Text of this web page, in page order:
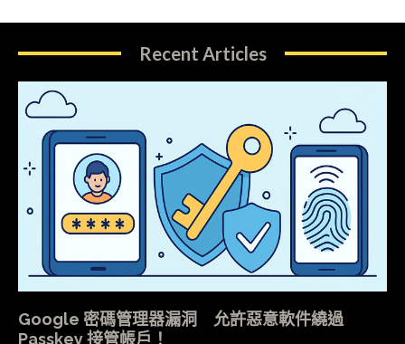
Recent Articles
Google 密碼管理器漏洞 允許惡意軟件繞過
Passkey 接管帳戶！